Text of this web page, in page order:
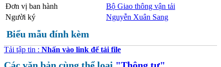
Đơn vị ban hành
Bộ Giao thông vận tải
Người ký
Nguyễn Xuân Sang
Biểu mẫu đính kèm
Tải tập tin : Nhấn vào link để tải file